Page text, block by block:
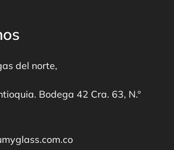
del norte,
Bodega 42 Cra. 63, N.º